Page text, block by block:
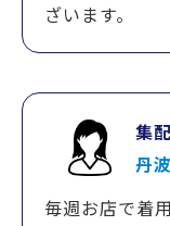
ざいます。
集
丹
毎週お店で着